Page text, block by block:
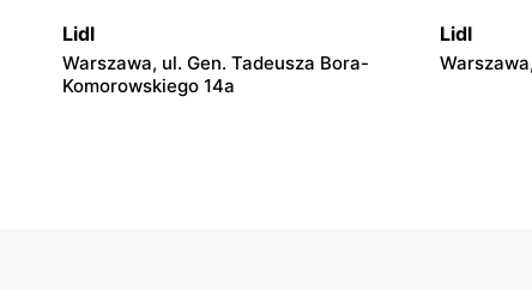
Lidl
Warszawa, ul. Gen. Tadeusza Bora-
Komorowskiego 14a
Lidl